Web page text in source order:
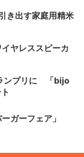
き出す家庭用精米
ヤレススピーカ
ンプリに 「bijo
ガーフェア」